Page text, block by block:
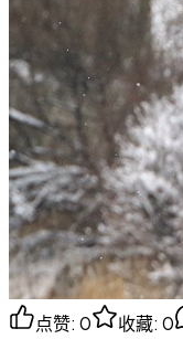
点赞: 0 收藏: 0